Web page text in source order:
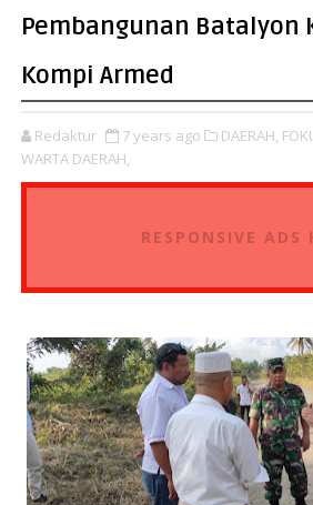
Pembangunan Batalyon
Kompi Armed
Redaktur 7 years ago DAERAH,
WARTA DAERAH,
RESPONSIVE ADS